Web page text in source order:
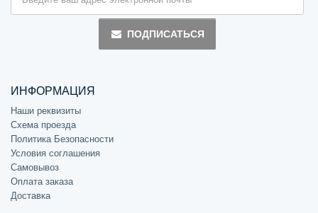
ПОДПИСАТЬСЯ
ИНФОРМАЦИЯ
Наши реквизиты
Схема проезда
Политика Безопасности
Условия соглашения
Самовывоз
Оплата заказа
Доставка